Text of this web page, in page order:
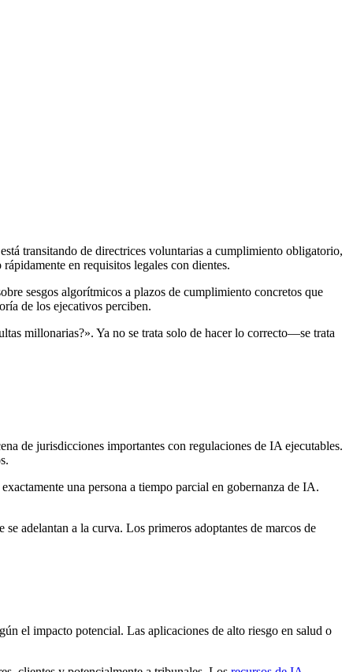
transitando de directrices voluntarias a cumplimiento obligatorio,
en requisitos legales con dientes.
sesgos algorítmicos a plazos de cumplimiento concretos que
de los ejecativos perciben.
millonarias?». Ya no se trata solo de hacer lo correcto—se trata
de jurisdicciones importantes con regulaciones de IA ejecutables.
una persona a tiempo parcial en gobernanza de IA.
adelantan a la curva. Los primeros adoptantes de marcos de
el impacto potencial. Las aplicaciones de alto riesgo en salud o